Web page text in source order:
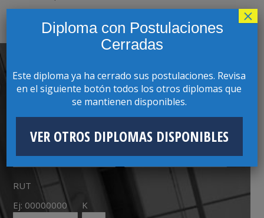
CONTACTO CON COORDINADOR(A)
PROGRAMA
Nombres Apellidos
RUT
Ej: 00000000
K
Diploma con Postulaciones
Cerradas
Este diploma ya ha cerrado sus postulaciones. Revisa
en el siguiente botón todos los otros diplomas que
se mantienen disponibles.
VER OTROS DIPLOMAS DISPONIBLES
×